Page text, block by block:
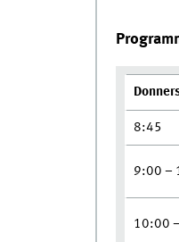
8:45
9:00 –
10:00